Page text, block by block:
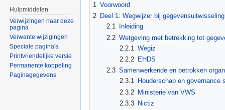
1
Voorwoord
2 Deel 1: Wegwijzer bij
2.1
Inleiding
2.2 Wetgeving met betrekking tot
2.2.1
Wegiz
2.2.2 EHDS
2.3 Samenwerkende en betrokken
2.3.1 Houderschap en governance
2.3.2 Ministerie van VWS
2.3.3 Nictiz
Hulpmiddelen
Verwijzingen naar deze
pagina
Verwante wijzigingen
Speciale pagina's
Printvriendelijke versie
Permanente koppeling
Paginagegevens